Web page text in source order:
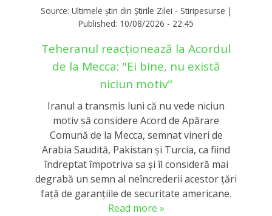
Source: Ultimele știri din Știrile Zilei - Stiripesurse |
Published: 10/08/2026 - 22:45
Teheranul reacţionează la Acordul
de la Mecca: "Ei bine, nu există
niciun motiv"
Iranul a transmis luni că nu vede niciun
motiv să considere Acord de Apărare
Comună de la Mecca, semnat vineri de
Arabia Saudită, Pakistan şi Turcia, ca fiind
îndreptat împotriva sa şi îl consideră mai
degrabă un semn al neîncrederii acestor ţări
faţă de garanţiile de securitate americane.
Read more »